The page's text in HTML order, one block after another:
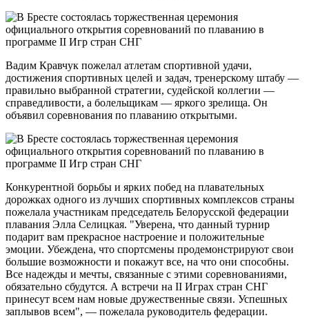
Вадим Кравчук пожелал атлетам спортивной удачи,
достижения спортивных целей и задач, тренерскому штабу —
правильно выбранной стратегии, судейской коллегии —
справедливости, а болельщикам — яркого зрелища. Он
объявил соревнования по плаванию открытыми.
Конкурентной борьбы и ярких побед на плавательных
дорожках одного из лучших спортивных комплексов страны
пожелала участникам председатель Белорусской федерации
плавания Элла Селицкая. "Уверена, что данный турнир
подарит вам прекрасное настроение и положительные
эмоции. Убеждена, что спортсмены продемонстрируют свои
большие возможности и покажут все, на что они способны.
Все надежды и мечты, связанные с этими соревнованиями,
обязательно сбудутся. А встречи на II Играх стран СНГ
принесут всем нам новые дружественные связи. Успешных
заплывов всем", — пожелала руководитель федерации.